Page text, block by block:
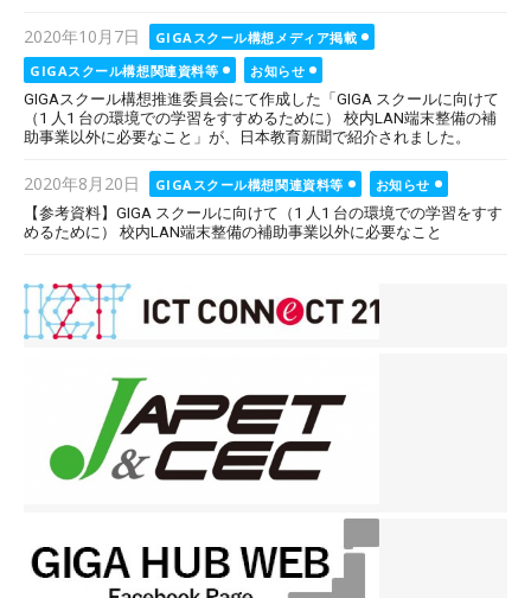
Posted
on
2020年10月7日
GIGAスクール構想メディア掲載
GIGAスクール構想関連資料等
お知らせ
GIGAスクール構想推進委員会にて作成した「GIGA スクールに向けて
（1 人1 台の環境での学習をすすめるために） 校内LAN端末整備の補
助事業以外に必要なこと」が、日本教育新聞で紹介されました。
Posted
on
2020年8月20日 GIGAスクール構想関連資料等
お知らせ
【参考資料】GIGA スクールに向けて（1 人1 台の環境での学習をすす
めるために） 校内LAN端末整備の補助事業以外に必要なこと